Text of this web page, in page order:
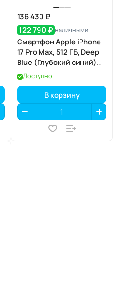
136 430 ₽
122 790 ₽ наличными
Смартфон Apple iPhone
17 Pro Max, 512 ГБ, Deep
Blue (Глубокий синий)
SIM+eSIM
Доступно
В корзину